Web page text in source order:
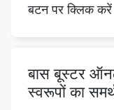
बास बूस्टर
यह टूल MP3,
अन्य ऑडियो
समर्थन करता है।